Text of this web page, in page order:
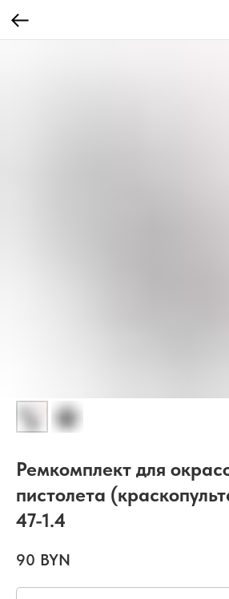
Ремкомплект для
пистолета
47-1.4
90 BYN